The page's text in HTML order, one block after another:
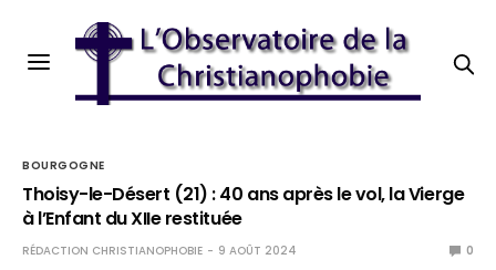
BOURGOGNE
Thoisy-le-Désert (21) : 40 ans après le vol, la Vierge
à l’Enfant du XIIe restituée
RÉDACTION CHRISTIANOPHOBIE 9 AOÛT 2024 0